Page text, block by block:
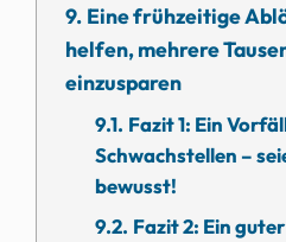
Eine frühzeitige
helfen, mehrere
einzusparen
Fazit 1: Ein
Schwachstellen –
bewusst!
Fazit 2: Ein guter